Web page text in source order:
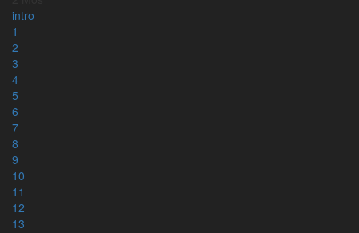
intro
1
2
3
4
5
6
7
8
9
10
11
12
13
Appar